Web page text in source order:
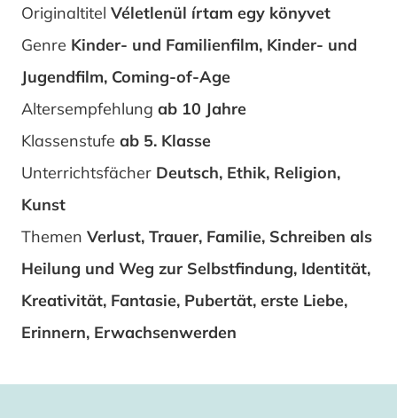
Originaltitel Véletlenül írtam egy könyvet
Genre Kinder- und Familienfilm, Kinder- und
Jugendfilm, Coming-of-Age
Altersempfehlung ab 10 Jahre
Klassenstufe ab 5. Klasse
Unterrichtsfächer Deutsch, Ethik, Religion,
Kunst
Themen Verlust, Trauer, Familie, Schreiben als
Heilung und Weg zur Selbstfindung, Identität,
Kreativität, Fantasie, Pubertät, erste Liebe,
Erinnern, Erwachsenwerden